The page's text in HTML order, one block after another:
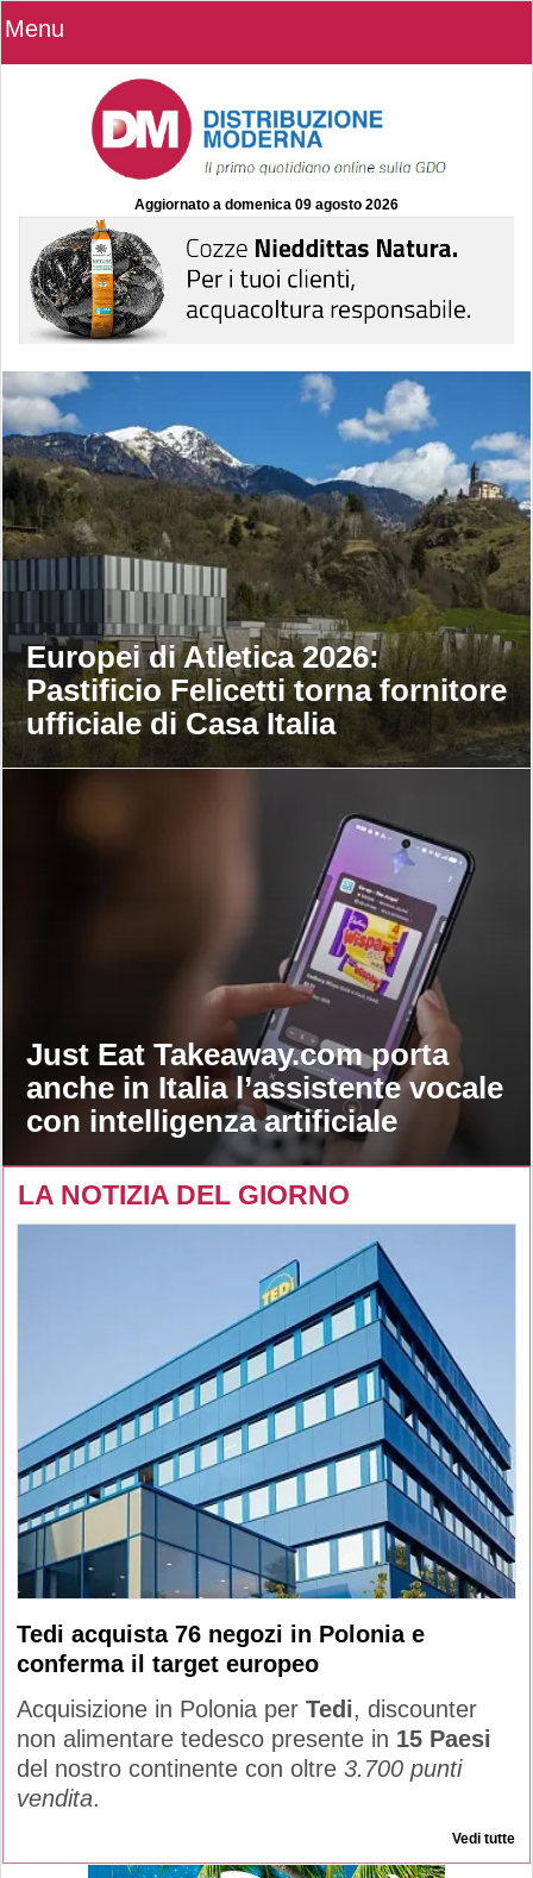
Menu
Aggiornato a domenica 09 agosto 2026
Europei di Atletica 2026:
Pastificio Felicetti torna fornitore
ufficiale di Casa Italia
Just Eat Takeaway.com porta
anche in Italia l’assistente vocale
con intelligenza artificiale
LA NOTIZIA DEL GIORNO
Tedi acquista 76 negozi in Polonia e
conferma il target europeo
Acquisizione in Polonia per Tedi, discounter
non alimentare tedesco presente in 15 Paesi
del nostro continente con oltre 3.700 punti
vendita.
Vedi tutte